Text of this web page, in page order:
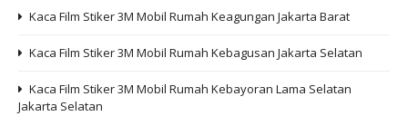
Kaca Film Stiker 3M Mobil Rumah Keagungan Jakarta Barat
Kaca Film Stiker 3M Mobil Rumah Kebagusan Jakarta Selatan
Kaca Film Stiker 3M Mobil Rumah Kebayoran Lama Selatan
Jakarta Selatan